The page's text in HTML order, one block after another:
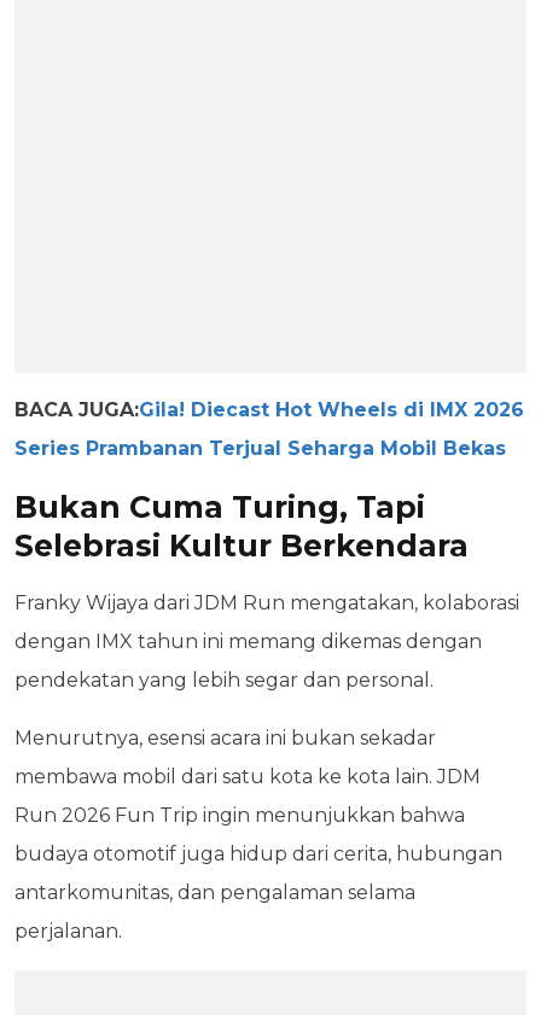
BACA JUGA:Gila! Diecast Hot Wheels di IMX 2026
Series Prambanan Terjual Seharga Mobil Bekas
Bukan Cuma Turing, Tapi
Selebrasi Kultur Berkendara
Franky Wijaya dari JDM Run mengatakan, kolaborasi
dengan IMX tahun ini memang dikemas dengan
pendekatan yang lebih segar dan personal.
Menurutnya, esensi acara ini bukan sekadar
membawa mobil dari satu kota ke kota lain. JDM
Run 2026 Fun Trip ingin menunjukkan bahwa
budaya otomotif juga hidup dari cerita, hubungan
antarkomunitas, dan pengalaman selama
perjalanan.